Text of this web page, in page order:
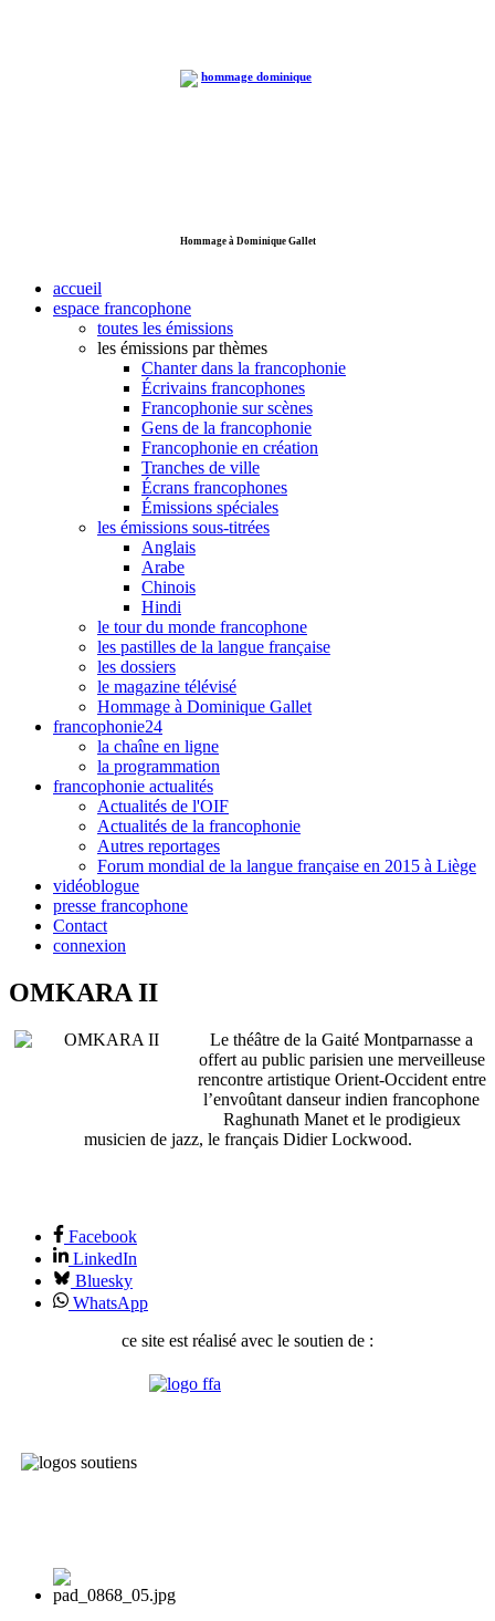
Hommage à Dominique Gallet
accueil
espace francophone
toutes les émissions
les émissions par thèmes
Chanter dans la francophonie
Écrivains francophones
Francophonie sur scènes
Gens de la francophonie
Francophonie en création
Tranches de ville
Écrans francophones
Émissions spéciales
les émissions sous-titrées
Anglais
Arabe
Chinois
Hindi
le tour du monde francophone
les pastilles de la langue française
les dossiers
le magazine télévisé
Hommage à Dominique Gallet
francophonie24
la chaîne en ligne
la programmation
francophonie actualités
Actualités de l'OIF
Actualités de la francophonie
Autres reportages
Forum mondial de la langue française en 2015 à Liège
vidéoblogue
presse francophone
Contact
connexion
OMKARA II
Le théâtre de la Gaité Montparnasse a
offert au public parisien une merveilleuse
rencontre artistique Orient-Occident entre
l’envoûtant danseur indien francophone
Raghunath Manet et le prodigieux
musicien de jazz, le français Didier Lockwood.
Facebook
LinkedIn
Bluesky
WhatsApp
ce site est réalisé avec le soutien de :